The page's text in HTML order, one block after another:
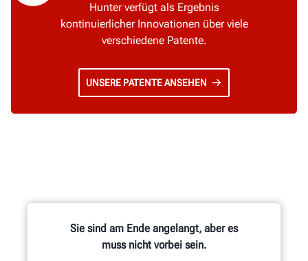
Hunter verfügt als Ergebnis
kontinuierlicher Innovationen über viele
verschiedene Patente.
UNSERE PATENTE ANSEHEN
Sie sind am Ende angelangt, aber es
muss nicht vorbei sein.